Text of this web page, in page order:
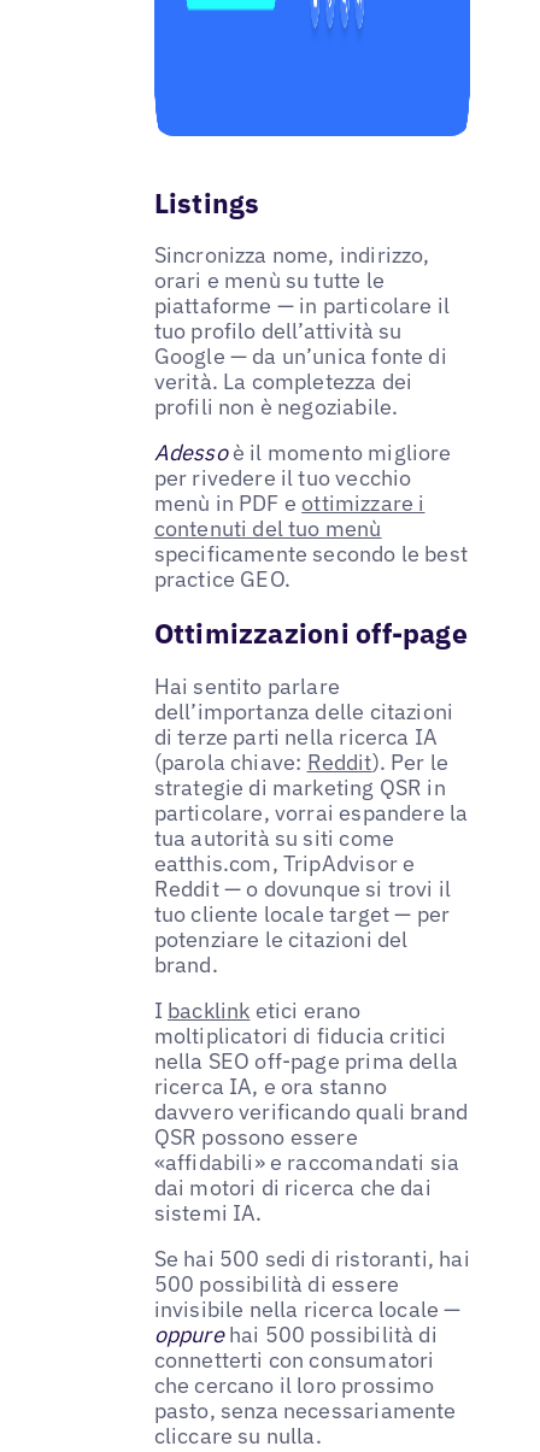
Listings
Sincronizza nome, indirizzo,
orari e menù su tutte le
piattaforme — in particolare il
tuo profilo dell’attività su
Google — da un’unica fonte di
verità. La completezza dei
profili non è negoziabile.
Adessoè il momento migliore
per rivedere il tuo vecchio
menù in PDF e ottimizzare i
contenuti del tuo menù
specificamente secondo le best
practice GEO.
Ottimizzazioni off-page
Hai sentito parlare
dell’importanza delle citazioni
di terze parti nella ricerca IA
(parola chiave: Reddit). Per le
strategie di marketing QSR in
particolare, vorrai espandere la
tua autorità su siti come
eatthis.com, TripAdvisor e
Reddit — o dovunque si trovi il
tuo cliente locale target — per
potenziare le citazioni del
brand.
I backlink etici erano
moltiplicatori di fiducia critici
nella SEO off-page prima della
ricerca IA, e ora stanno
davvero verificando quali brand
QSR possono essere
«affidabili» e raccomandati sia
dai motori di ricerca che dai
sistemi IA.
Se hai 500 sedi di ristoranti, hai
500 possibilità di essere
invisibile nella ricerca locale —
oppurehai 500 possibilità di
connetterti con consumatori
che cercano il loro prossimo
pasto, senza necessariamente
cliccare su nulla.